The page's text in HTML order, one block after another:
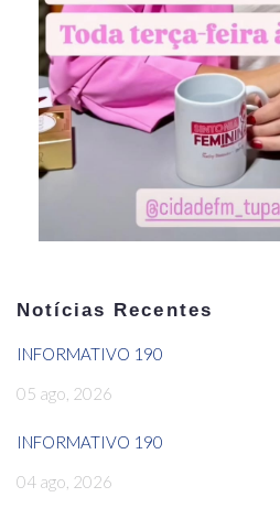
Notícias Recentes
INFORMATIVO 190
05 ago, 2026
INFORMATIVO 190
04 ago, 2026